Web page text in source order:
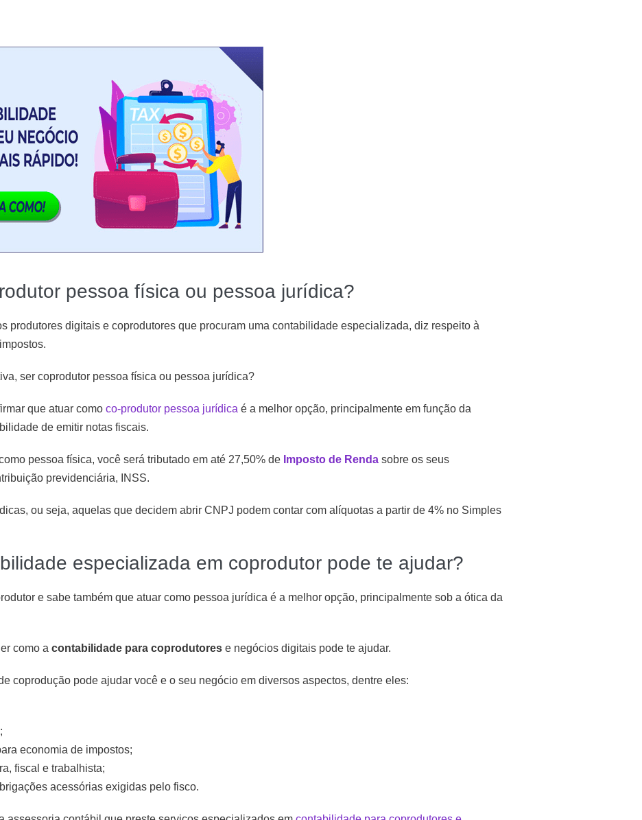
pessoa física ou pessoa jurídica?
produtores digitais e coprodutores que procuram uma contabilidade especializada, diz respeito à
ser coprodutor pessoa física ou pessoa jurídica?
que atuar como co-produtor pessoa jurídica é a melhor opção, principalmente em função da
de emitir notas fiscais.
pessoa física, você será tributado em até 27,50% de Imposto de Renda sobre os seus
previdenciária, INSS.
ou seja, aquelas que decidem abrir CNPJ podem contar com alíquotas a partir de 4% no Simples
especializada em coprodutor pode te ajudar?
e sabe também que atuar como pessoa jurídica é a melhor opção, principalmente sob a ótica da
como a contabilidade para coprodutores e negócios digitais pode te ajudar.
coprodução pode ajudar você e o seu negócio em diversos aspectos, dentre eles:
economia de impostos;
fiscal e trabalhista;
acessórias exigidas pelo fisco.